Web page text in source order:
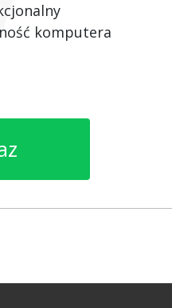
komputera